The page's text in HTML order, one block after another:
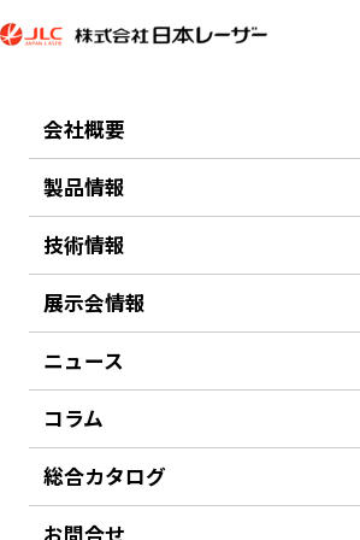
会社概要
製品情報
技術情報
展示会情報
ニュース
コラム
総合カタログ
製品情報
製品情報
Intelligent Optical
Intelligent Optical Systems レーザー超音
米国Intelligent Optical Systems (インテリジ
ーザー超音波非破壊検査装置のメーカーです。
Technology社を含めるとレーザー超音波分野